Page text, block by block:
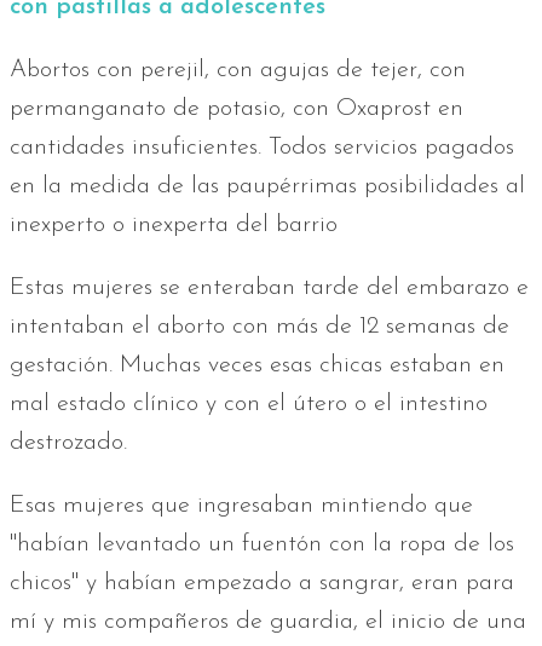
con pastillas a adolescentes
Abortos con perejil, con agujas de tejer, con
permanganato de potasio, con Oxaprost en
cantidades insuficientes. Todos servicios pagados
en la medida de las paupérrimas posibilidades al
inexperto o inexperta del barrio
Estas mujeres se enteraban tarde del embarazo e
intentaban el aborto con más de 12 semanas de
gestación. Muchas veces esas chicas estaban en
mal estado clínico y con el útero o el intestino
destrozado.
Esas mujeres que ingresaban mintiendo que
"habían levantado un fuentón con la ropa de los
chicos" y habían empezado a sangrar, eran para
mí y mis compañeros de guardia, el inicio de una